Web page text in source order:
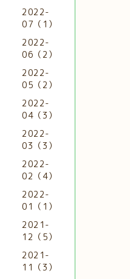
2022-
07（1）
2022-
06（2）
2022-
05（2）
2022-
04（3）
2022-
03（3）
2022-
02（4）
2022-
01（1）
2021-
12（5）
2021-
11（3）